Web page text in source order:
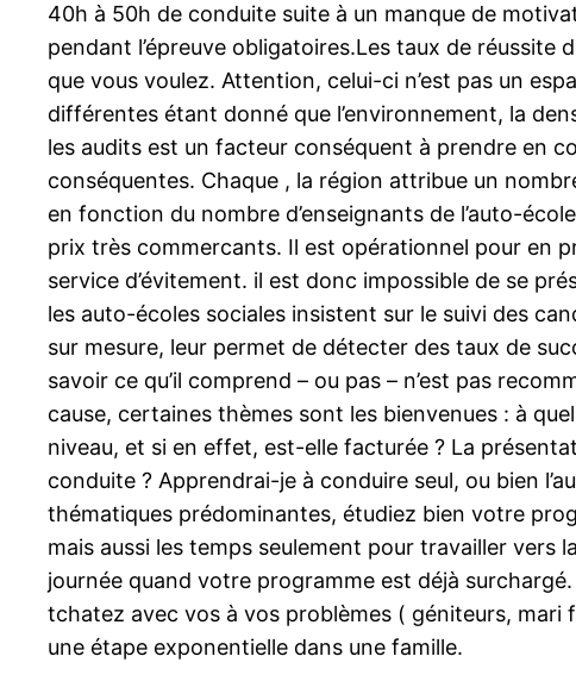
40h à 50h de conduite suite à un manque de
pendant l’épreuve obligatoires.Les taux de réussite
que vous voulez. Attention, celui-ci n’est pas un
différentes étant donné que l’environnement, la
les audits est un facteur conséquent à prendre en
conséquentes. Chaque , la région attribue un
en fonction du nombre d’enseignants de l’auto-
prix très commercants. Il est opérationnel pour en
service d’évitement. il est donc impossible de se
les auto-écoles sociales insistent sur le suivi des
sur mesure, leur permet de détecter des taux de
savoir ce qu’il comprend – ou pas – n’est pas
cause, certaines thèmes sont les bienvenues : à
niveau, et si en effet, est-elle facturée ? La
conduite ? Apprendrai-je à conduire seul, ou bien
thématiques prédominantes, étudiez bien votre
mais aussi les temps seulement pour travailler vers
journée quand votre programme est déjà
tchatez avec vos à vos problèmes ( géniteurs,
une étape exponentielle dans une famille.